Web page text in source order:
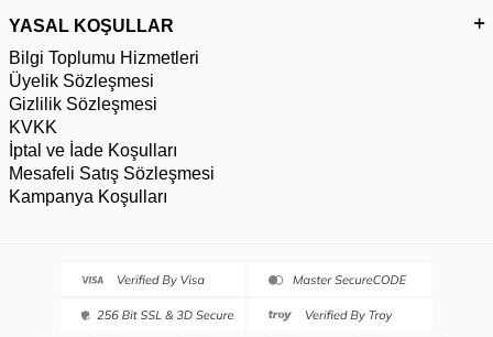
YASAL KOŞULLAR
Bilgi Toplumu Hizmetleri
Üyelik Sözleşmesi
Gizlilik Sözleşmesi
KVKK
İptal ve İade Koşulları
Mesafeli Satış Sözleşmesi
Kampanya Koşulları